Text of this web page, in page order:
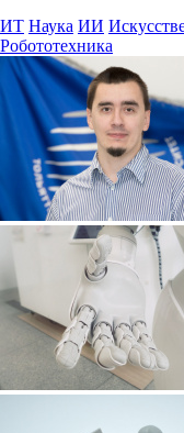
ИТ Наука ИИ
Робототехника